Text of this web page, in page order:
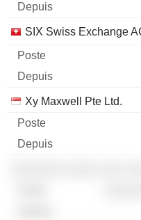
SIX Swiss Exchange
Xy Maxwell Pte Ltd.